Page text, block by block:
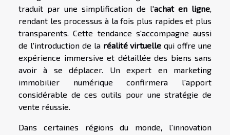
traduit par une simplification de l'achat en ligne
rendant les processus à la fois plus rapides et plus
transparents. Cette tendance s'accompagne aussi
de l'introduction de la réalité virtuelle qui offre une
expérience immersive et détaillée des biens sans
avoir à se déplacer. Un expert en marketing
immobilier numérique confirmera l'apport
considérable de ces outils pour une stratégie de
vente réussie.
Dans certaines régions du monde, l'innovation